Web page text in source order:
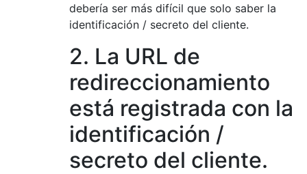
debería ser más difícil que solo saber la
identificación / secreto del cliente.
2. La URL de
redireccionamiento
está registrada con la
identificación /
secreto del cliente.